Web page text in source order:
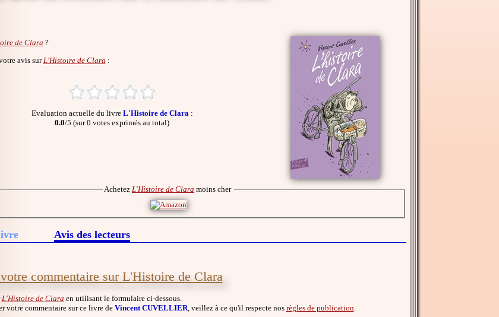
de Clara ?
avis sur L'Histoire de Clara :
Evaluation actuelle du livre L'Histoire de Clara :
0.0/5 (sur 0 votes exprimés au total)
Achetez L'Histoire de Clara moins cher
Avis des lecteurs
commentaire sur L'Histoire de Clara
L'Histoire de Clara en utilisant le formulaire ci-dessous.
votre commentaire sur ce livre de Vincent CUVELLIER, veillez à ce qu'il respecte nos règles de publication